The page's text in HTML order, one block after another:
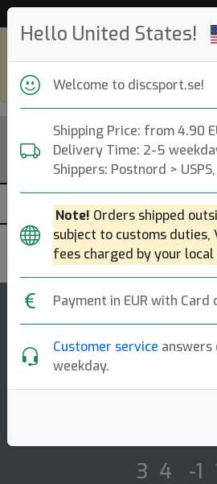
Hello United States!
Welcome to discsport.se!
Shipping Price: from 4.90
Delivery Time: 2-5
Shippers: Postnord > USPS,
Note! Orders shipped
subject to customs duties,
fees charged by your
Payment in EUR with Card
Customer service answers
weekday.
go to
Colt
The colt is a completely
diameter putt and approach
classic roc. it is a fairly
3 4 -1